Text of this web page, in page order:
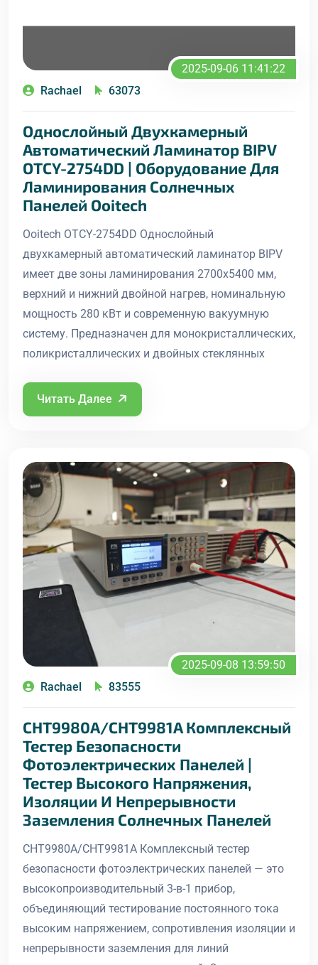
2025-09-06 11:41:22
Rachael
63073
Однослойный Двухкамерный
Автоматический Ламинатор BIPV
OTCY-2754DD | Оборудование Для
Ламинирования Солнечных
Панелей Ooitech
Ooitech OTCY-2754DD Однослойный
двухкамерный автоматический ламинатор BIPV
имеет две зоны ламинирования 2700x5400 мм,
верхний и нижний двойной нагрев, номинальную
мощность 280 кВт и современную вакуумную
систему. Предназначен для монокристаллических,
поликристаллических и двойных стеклянных
Читать Далее
2025-09-08 13:59:50
Rachael
83555
CHT9980A/CHT9981A Комплексный
Тестер Безопасности
Фотоэлектрических Панелей |
Тестер Высокого Напряжения,
Изоляции И Непрерывности
Заземления Солнечных Панелей
CHT9980A/CHT9981A Комплексный тестер
безопасности фотоэлектрических панелей — это
высокопроизводительный 3-в-1 прибор,
объединяющий тестирование постоянного тока
высоким напряжением, сопротивления изоляции и
непрерывности заземления для линий